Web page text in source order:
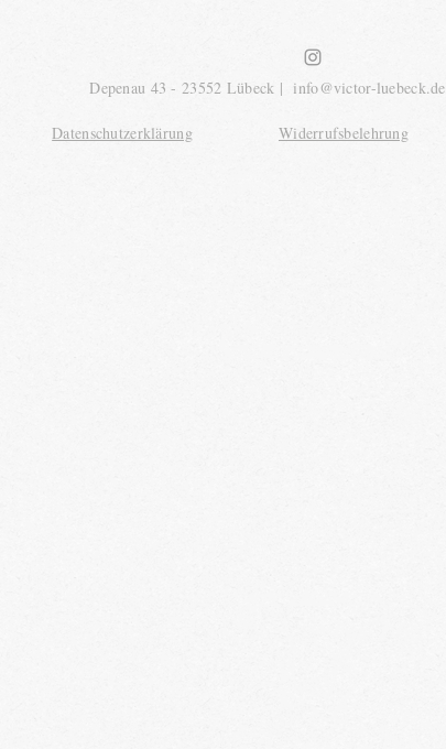
Depenau 43 - 23552 Lübeck | info@victor-luebeck.de
Datenschutzerklärung Widerrufsbelehrung